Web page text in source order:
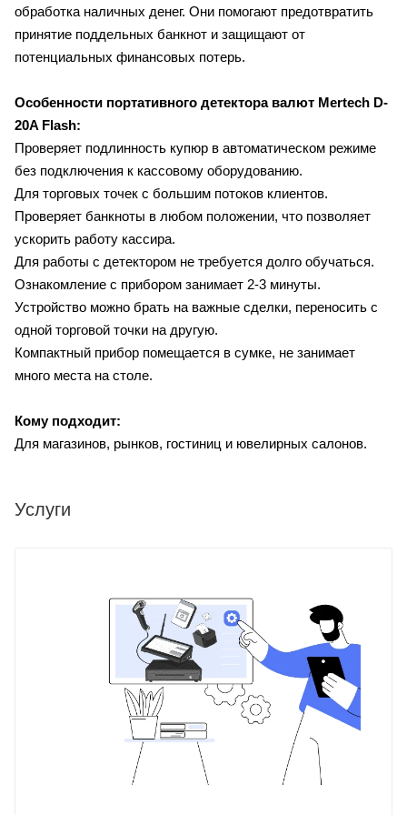
обработка наличных денег. Они помогают предотвратить
принятие поддельных банкнот и защищают от
потенциальных финансовых потерь.
Особенности портативного детектора валют Mertech D-
20A Flash:
Проверяет подлинность купюр в автоматическом режиме
без подключения к кассовому оборудованию.
Для торговых точек с большим потоков клиентов.
Проверяет банкноты в любом положении, что позволяет
ускорить работу кассира.
Для работы с детектором не требуется долго обучаться.
Ознакомление с прибором занимает 2-3 минуты.
Устройство можно брать на важные сделки, переносить с
одной торговой точки на другую.
Компактный прибор помещается в сумке, не занимает
много места на столе.
Кому подходит:
Для магазинов, рынков, гостиниц и ювелирных салонов.
Услуги